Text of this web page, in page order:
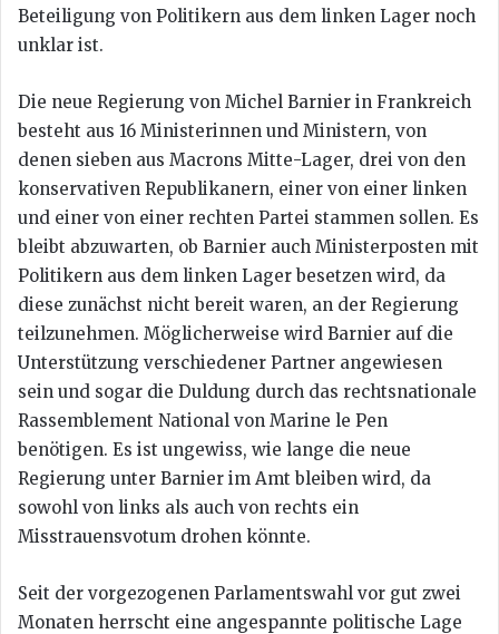
Beteiligung von Politikern aus dem linken Lager noch
unklar ist.
Die neue Regierung von Michel Barnier in Frankreich
besteht aus 16 Ministerinnen und Ministern, von
denen sieben aus Macrons Mitte-Lager, drei von den
konservativen Republikanern, einer von einer linken
und einer von einer rechten Partei stammen sollen. Es
bleibt abzuwarten, ob Barnier auch Ministerposten mit
Politikern aus dem linken Lager besetzen wird, da
diese zunächst nicht bereit waren, an der Regierung
teilzunehmen. Möglicherweise wird Barnier auf die
Unterstützung verschiedener Partner angewiesen
sein und sogar die Duldung durch das rechtsnationale
Rassemblement National von Marine le Pen
benötigen. Es ist ungewiss, wie lange die neue
Regierung unter Barnier im Amt bleiben wird, da
sowohl von links als auch von rechts ein
Misstrauensvotum drohen könnte.
Seit der vorgezogenen Parlamentswahl vor gut zwei
Monaten herrscht eine angespannte politische Lage